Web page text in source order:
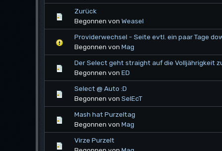
Zurück
Begonnen von Weasel
Providerwechsel - Seite evtl. ein paar Tage
Begonnen von Mag
Der Select geht straight auf die Volljährigkeit
Begonnen von ED
Select @ Auto :D
Begonnen von SelEcT
Mash hat Purzeltag
Begonnen von Mag
Virze Purzelt